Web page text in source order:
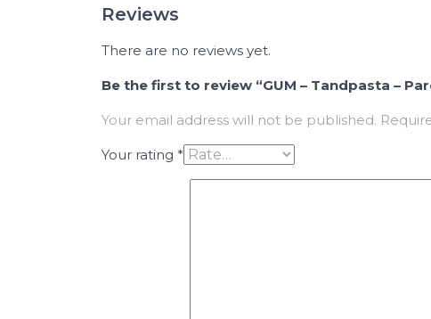
Reviews
There are no reviews yet.
Be the first to review “GUM – Tandpasta –
Your email address will not be published.
Your rating*